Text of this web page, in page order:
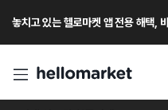
놓치고 있는 헬로마켓 앱 전용 해택,